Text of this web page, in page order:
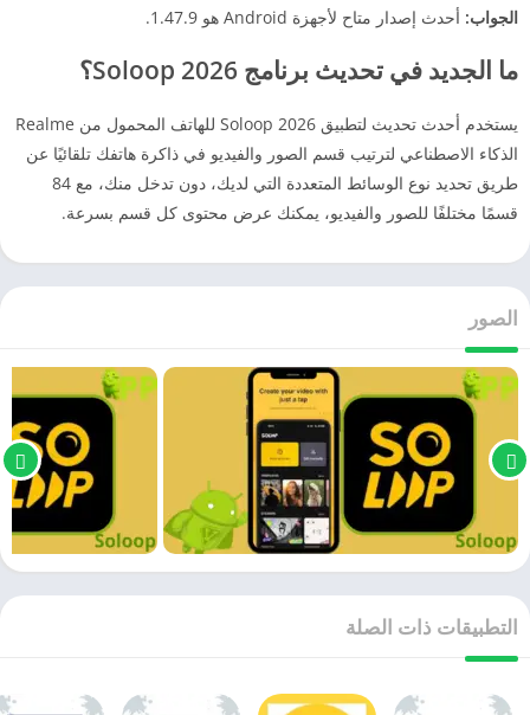
الجواب: أحدث إصدار متاح لأجهزة Android هو 1.47.9.
ما الجديد في تحديث برنامج 2026 Soloop؟
يستخدم أحدث تحديث لتطبيق Soloop 2026 للهاتف المحمول من Realme
الذكاء الاصطناعي لترتيب قسم الصور والفيديو في ذاكرة هاتفك تلقائيًا عن
طريق تحديد نوع الوسائط المتعددة التي لديك، دون تدخل منك، مع 84
قسمًا مختلفًا للصور والفيديو، يمكنك عرض محتوى كل قسم بسرعة.
الصور
التطبيقات ذات الصلة